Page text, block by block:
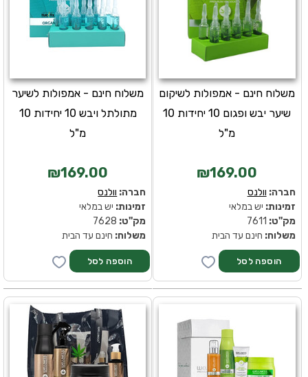
משלוח חינם - אמפולות לשיער
מתולתל ויבש 10 יחידות 10
מ"ל
₪169.00
חברה: וולנס
זמינות: יש במלאי
מק''ט:
משלוח: חינם עד הבית
משלוח חינם - אמפולות לשיקום
שיער יבש ופגום 10 יחידות 10
מ"ל
₪169.00
חברה: וולנס
זמינות: יש במלאי
מק''ט:
משלוח: חינם עד הבית